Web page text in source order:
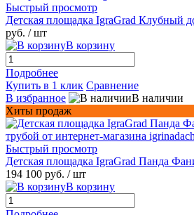
Быстрый просмотр
Детская площадка IgraGrad Клубный
руб. / шт
В корзину
Подробнее
Купить в 1 клик Сравнение
В избранное
В наличии
Хиты продаж
Быстрый просмотр
Детская площадка IgraGrad Панда
194 100 руб. / шт
В корзину